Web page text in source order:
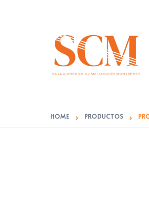
HOME PRODUCTOS